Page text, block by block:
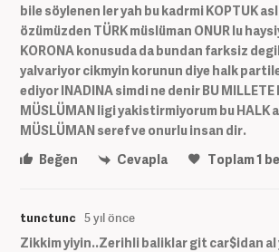
bile söylenen ler yah bu kadrmi KOPTUK
özümüzden TÜRK müslüman ONUR lu
KORONA konusuda da bundan farksiz
yalvariyor cikmyin korunun diye halk
ediyor INADINA simdi ne denir BU MILLETE
MÜSLÜMAN ligi yakistirmiyorum bu HALK
MÜSLÜMAN seref ve onurlu insan dir.
Beğen
Cevapla Toplam1
tunctunc 5 yıl önce
Zikkim yiyin..Zerihli baliklar git car$idan al